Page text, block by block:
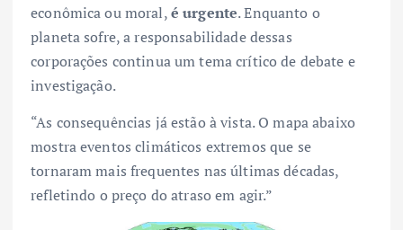
econômica ou moral,é urgente. Enquanto o
planeta sofre, a responsabilidade dessas
corporações continua um tema crítico de debate e
investigação.
“As consequências já estão à vista. O mapa abaixo
mostra eventos climáticos extremos que se
tornaram mais frequentes nas últimas décadas,
refletindo o preço do atraso em agir.”